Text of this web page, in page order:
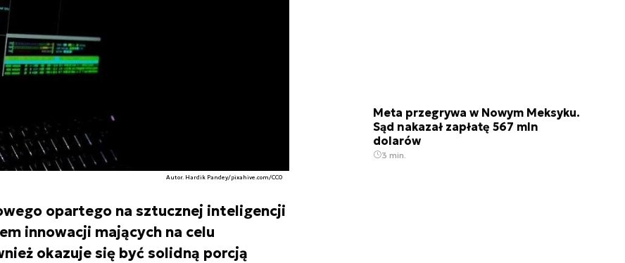
Autor. Hardik Pandey/pixahive.com/CC0
opartego na sztucznej inteligencji
innowacji mających na celu
okazuje się być solidną porcją
Meta przegrywa w Nowym Meksyku.
Sąd nakazał zapłatę 567 mln
dolarów
3 min.